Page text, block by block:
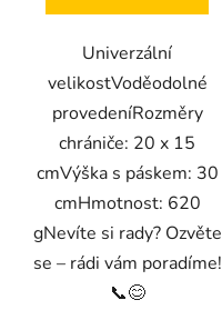
Univerzální
velikostVoděodolné
provedeníRozměry
chrániče: 20 x 15
cmVýška s páskem: 30
cmHmotnost: 620
gNevíte si rady? Ozvěte
se – rádi vám poradíme!
📞😊